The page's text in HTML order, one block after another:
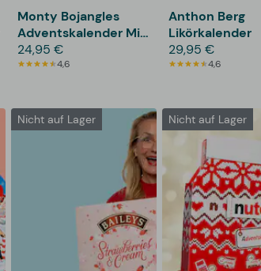
Monty Bojangles
Adventskalender Mit
Veganer Schokolade
24,95 €
4,6
Anthon Berg
Likörkalender
29,95 €
4,6
Nicht auf Lager Nicht auf Lager